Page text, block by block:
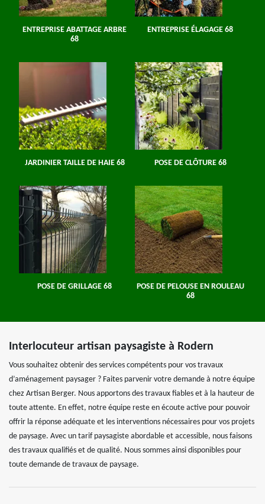
ENTREPRISE ABATTAGE ARBRE
68
ENTREPRISE ÉLAGAGE 68
JARDINIER TAILLE DE HAIE 68 POSE DE CLÔTURE 68
POSE DE GRILLAGE 68
POSE DE PELOUSE EN ROULEAU
68
Interlocuteur artisan paysagiste à Rodern
Vous souhaitez obtenir des services compétents pour vos travaux
d’aménagement paysager ? Faites parvenir votre demande à notre équipe
chez Artisan Berger. Nous apportons des travaux fiables et à la hauteur de
toute attente. En effet, notre équipe reste en écoute active pour pouvoir
offrir la réponse adéquate et les interventions nécessaires pour vos projets
de paysage. Avec un tarif paysagiste abordable et accessible, nous faisons
des travaux qualifiés et de qualité. Nous sommes ainsi disponibles pour
toute demande de travaux de paysage.